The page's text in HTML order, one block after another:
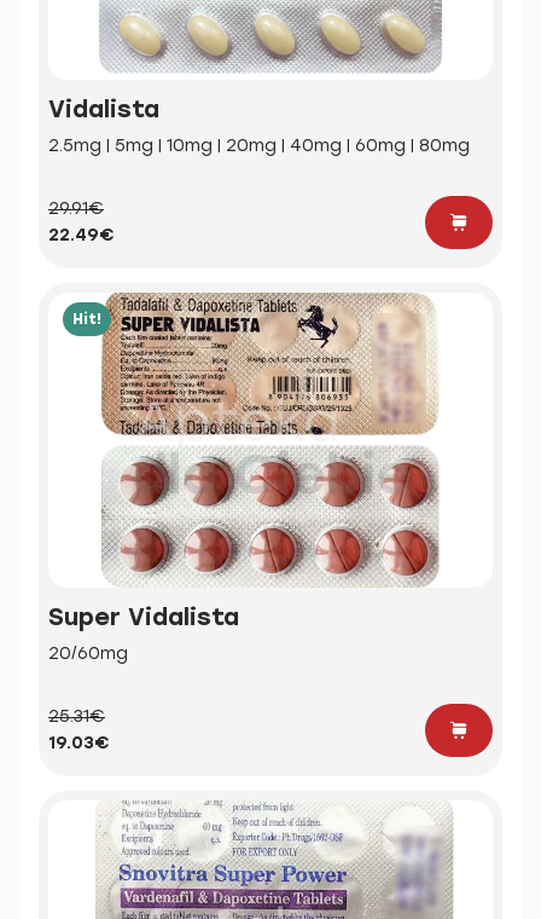
Vidalista
2.5mg | 5mg | 10mg | 20mg | 40mg | 60mg | 80mg
29.91€
22.49€
Hit!
Super Vidalista
20/60mg
25.31€
19.03€